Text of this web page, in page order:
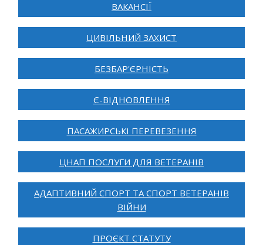
ВАКАНСІЇ
ЦИВІЛЬНИЙ ЗАХИСТ
БЕЗБАР'ЄРНІСТЬ
Є-ВІДНОВЛЕННЯ
ПАСАЖИРСЬКІ ПЕРЕВЕЗЕННЯ
ЦНАП ПОСЛУГИ ДЛЯ ВЕТЕРАНІВ
АДАПТИВНИЙ СПОРТ ТА СПОРТ ВЕТЕРАНІВ
ВІЙНИ
ПРОЄКТ СТАТУТУ